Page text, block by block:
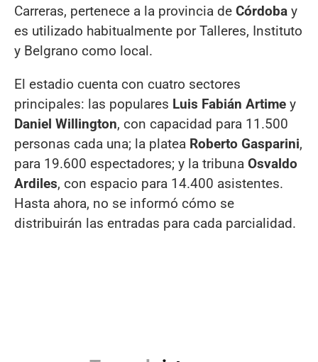
Carreras, pertenece a la provincia de Córdoba y
es utilizado habitualmente por Talleres, Instituto
y Belgrano como local.
El estadio cuenta con cuatro sectores
principales: las populares Luis Fabián Artime y
Daniel Willington, con capacidad para 11.500
personas cada una; la platea Roberto Gasparini,
para 19.600 espectadores; y la tribuna Osvaldo
Ardiles, con espacio para 14.400 asistentes.
Hasta ahora, no se informó cómo se
distribuirán las entradas para cada parcialidad.